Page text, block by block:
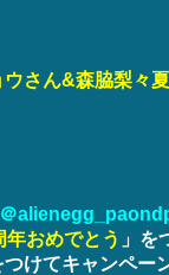
さん&森脇梨々
＠
おめでとう 」を
けてキャンペー